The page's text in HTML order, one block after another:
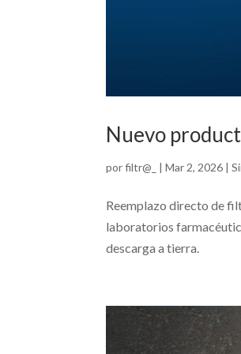
Nuevo
porfiltr@_ |Mar 2, 2026 |
Reemplazo directo de
laboratorios
descarga a tierra.